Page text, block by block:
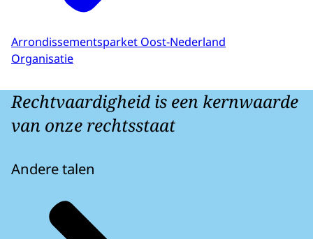
Arrondissementsparket Oost-Nederland
Organisatie
Rechtvaardigheid is een kernwaarde
van onze rechtsstaat
Andere talen